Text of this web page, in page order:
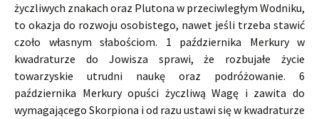
życzliwych znakach oraz Plutona w przeciwległym Wodniku,
to okazja do rozwoju osobistego, nawet jeśli trzeba stawić
czoło własnym słabościom. 1 października Merkury w
kwadraturze do Jowisza sprawi, że rozbujałe życie
towarzyskie utrudni naukę oraz podróżowanie. 6
października Merkury opuści życzliwą Wagę i zawita do
wymagającego Skorpiona i od razu ustawi się w kwadraturze